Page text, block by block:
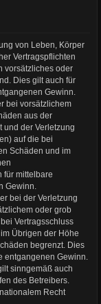
von Leben, Körper
Vertragspflichten
vorsätzliches oder
Dies gilt auch für
Gewinn.
bei vorsätzlichem
aus der
und der Verletzung
auf die bei
Schäden und im
für mittelbare
Gewinn.
bei der Verletzung
oder grob
Vertragsschluss
Übrigen der Höhe
begrenzt. Dies
entgangenen Gewinn.
sinngemäß auch
des Betreibers.
Recht